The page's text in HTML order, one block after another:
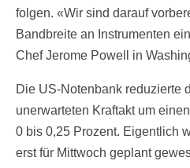
folgen. «Wir sind darauf
Bandbreite an Instrumenten
Chef Jerome Powell in
Die US-Notenbank reduzierte
unerwarteten Kraftakt um
0 bis 0,25 Prozent. Eigentlich
erst für Mittwoch geplant